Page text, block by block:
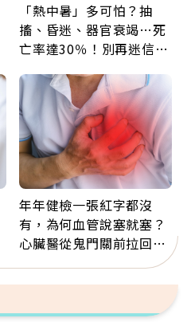
「熱中暑」多可怕？抽
搐、昏迷、器官衰竭…死
亡率達30％！別再迷信
5招才能真救命
年年健檢一張紅字都沒
有，為何血管說塞就塞？
心臟醫從鬼門關前拉回病
人：會不會心梗要看對數
字